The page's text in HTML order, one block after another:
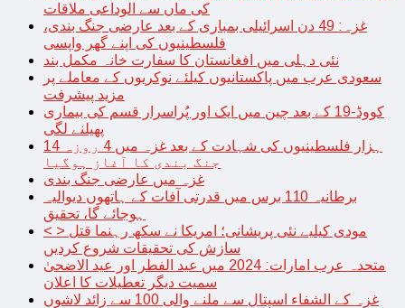
کی ماں سے الوداعی ملاقات
غزہ: 49 دن اسرائیلی بمباری کے بعد عارضی جنگ بندی،
فلسطینیوں کی اپنے گھر واپسی
نئی دہلی میں افغانستان کا سفارت خانہ مکمل بند
سعودی عرب میں پاکستانیوں کیلئے نوکریوں کے معاملے پر
مزید پیشرفت
کووڈ-19 کے بعد چین میں ایک اور پُراسرار قسم کی بیماری
پھیلنے لگی
14 ہزار فلسطینیوں کی شہادت کے بعد غزہ میں 4 روزہ
جنگ بندی کا آغاز ہوگیا
غزہ میں عارضی جنگ بندی
برطانیہ 110 برس میں قدرتی آفات کے ہاتھوں دیوالیہ
ہوجائے گا، تحقیق
< > مودی کیلیے نئی پریشانی؛ امریکا نے سکھ رہنما قتل
سازش کی تحقیقات شروع کردیں
متحدہ عرب امارات: 2024 میں عید الفطر اور عید الاضحیٰ
سمیت دیگر تعطیلات کا اعلان
غزہ کے الشفاء اسپتال سے ملنے والی 100 سے زائد لاشوں